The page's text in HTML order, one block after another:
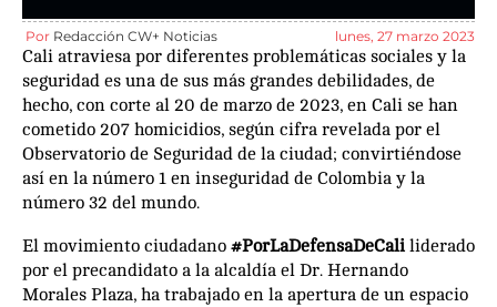
Por Redacción CW+ Noticias lunes, 27 marzo 2023
Cali atraviesa por diferentes problemáticas sociales y la
seguridad es una de sus más grandes debilidades, de
hecho, con corte al 20 de marzo de 2023, en Cali se han
cometido 207 homicidios, según cifra revelada por el
Observatorio de Seguridad de la ciudad; convirtiéndose
así en la número 1 en inseguridad de Colombia y la
número 32 del mundo.
El movimiento ciudadano #PorLaDefensaDeCali liderado
por el precandidato a la alcaldía el Dr. Hernando
Morales Plaza, ha trabajado en la apertura de un espacio